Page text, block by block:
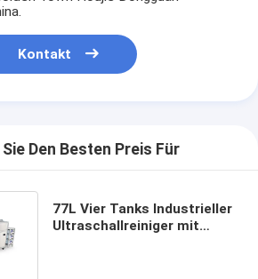
Kontakt
Den Besten Preis Für
77L Vier Tanks Industrieller
Ultraschallreiniger mit